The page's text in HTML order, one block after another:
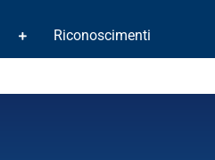
Riconoscimenti